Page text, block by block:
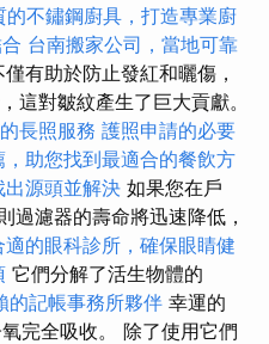
的不鏽鋼廚具，打造專業廚
台南搬家公司，當地可靠
有助於防止發紅和曬傷，
這對皺紋產生了巨大貢獻。
長照服務 護照申請的必要
助您找到最適合的餐飲方
源頭並解決 如果您在戶
過濾器的壽命將迅速降低，
適的眼科診所，確保眼睛健
它們分解了活生物體的
的記帳事務所夥伴 幸運的
完全吸收。 除了使用它們